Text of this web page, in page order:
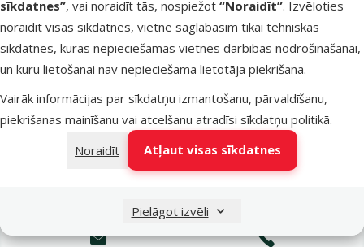
sīkdatnes”, vai noraidīt tās, nospiežot “Noraidīt”. Izvēloties
noraidīt visas sīkdatnes, vietnē saglabāsim tikai tehniskās
sīkdatnes, kuras nepieciešamas vietnes darbības nodrošināšanai,
un kuru lietošanai nav nepieciešama lietotāja piekrišana.
Vairāk informācijas par sīkdatņu izmantošanu, pārvaldīšanu,
piekrišanas mainīšanu vai atcelšanu atradīsi sīkdatņu politikā.
Noraidīt
Atļaut visas sīkdatnes
Pielāgot izvēli
OMNIVA pakomāti otrdien
DPD Pickup tīkls otrdien
Pievienot grozam